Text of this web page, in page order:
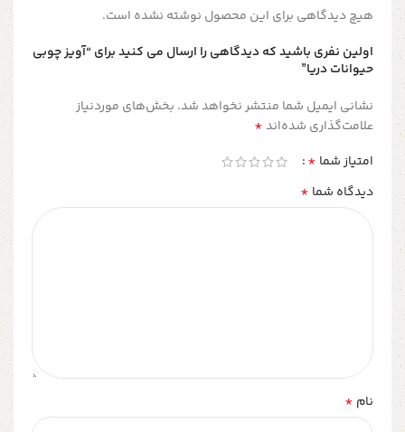
هیچ دیدگاهی برای این محصول نوشته نشده است.
اولین نفری باشید که دیدگاهی را ارسال می کنید برای “آویز چوبی
حیوانات دریا”
نشانی ایمیل شما منتشر نخواهد شد. بخش‌های موردنیاز
علامت‌گذاری شده‌اند*
امتیاز شما *
دیدگاه شما *
نام *